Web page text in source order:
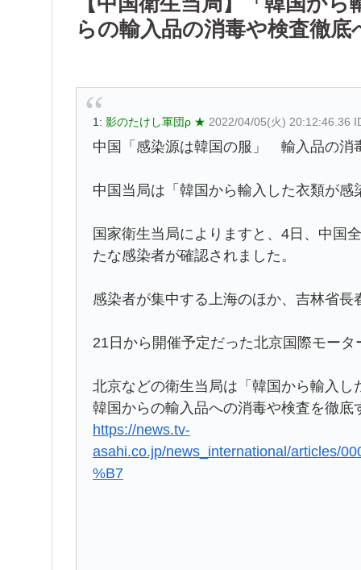
らの輸入品の消毒や検査徹底
1: 影のたけし軍団ρ ★ 2022/04/05(火) 20:12:46.36
中国「感染源は韓国の服」 輸入品の消
中国当局は「韓国から輸入した衣類が
国家衛生当局によりますと、4日、中国
たな感染者が確認されました。
感染者が集中する上海のほか、吉林省
21日から開催予定だった北京国際モー
北京などの衛生当局は「韓国から輸入
韓国からの輸入品への消毒や検査を徹底
https://news.tv-
asahi.co.jp/news_international/articles/
%B7